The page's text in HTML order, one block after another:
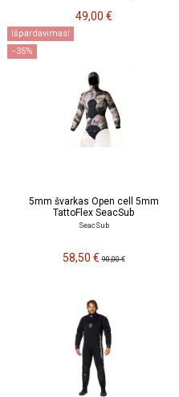
49,00 €
Išpardavimas!
−35%
5mm švarkas Open cell 5mm
TattoFlex SeacSub
SeacSub
58,50 €90,00 €